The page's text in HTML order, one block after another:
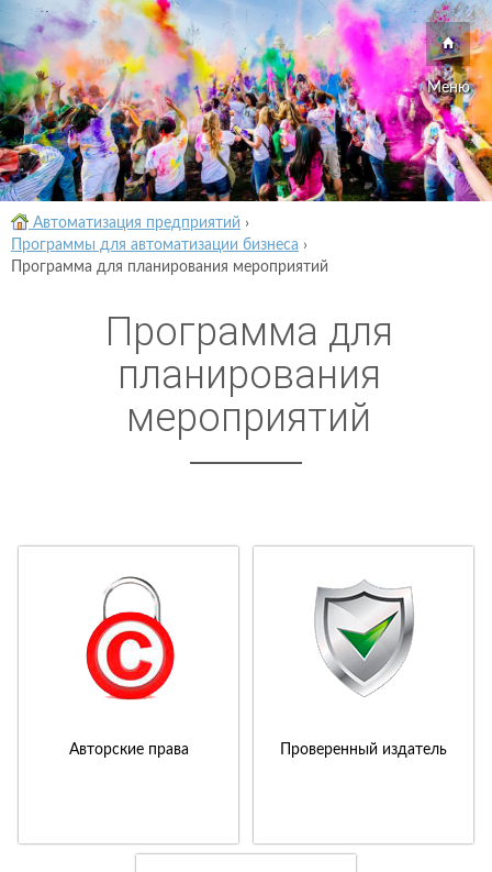
Меню
Автоматизация предприятий ›
Программы для автоматизации бизнеса ›
Программа для планирования мероприятий
Программа для
планирования
мероприятий
Авторские права Проверенный издатель